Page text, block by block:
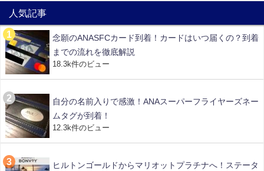
人気記事
念願のANASFCカード到着！カードはいつ届くの？到着
までの流れを徹底解説
18.3k件のビュー
自分の名前入りで感激！ANAスーパーフライヤーズネー
ムタグが到着！
12.3k件のビュー
ヒルトンゴールドからマリオットプラチナへ！ステータ